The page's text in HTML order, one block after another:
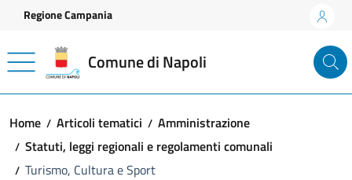
Vai ai contenuti
Vai al footer
Regione Campania
Comune di Napoli
Home Articoli tematici
Amministrazione
Statuti, leggi regionali e regolamenti comunali
Turismo, Cultura e Sport